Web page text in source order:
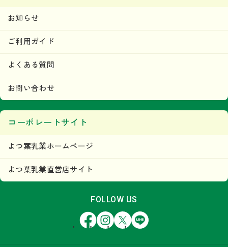
お知らせ
ご利用ガイド
よくある質問
お問い合わせ
コーポレートサイト
よつ葉乳業ホームページ
よつ葉乳業直営店サイト
FOLLOW US
FacebookInstagram
X LINE